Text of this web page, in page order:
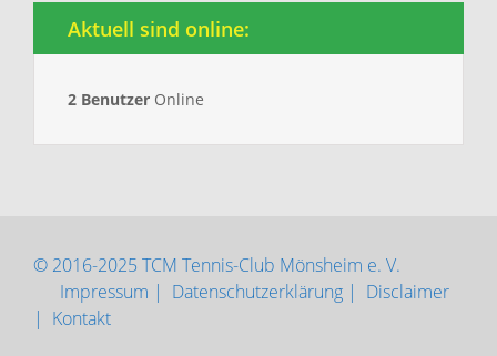
Aktuell sind online:
2 Benutzer Online
© 2016-2025 TCM Tennis-Club Mönsheim e. V.
Impressum | Datenschutzerklärung | Disclaimer
| Kontakt